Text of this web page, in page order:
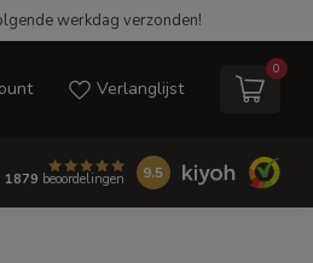
werkdag verzonden!
Verlanglijst
0
1879 beoordelingen 9.5